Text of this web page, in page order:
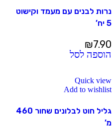
נרות לבנים עם מעמד וקישוט
5 יח’
₪7.90
הוספה לסל
Quick view
Add to wishlist
גליל חוט לבלונים שחור 460
מ’